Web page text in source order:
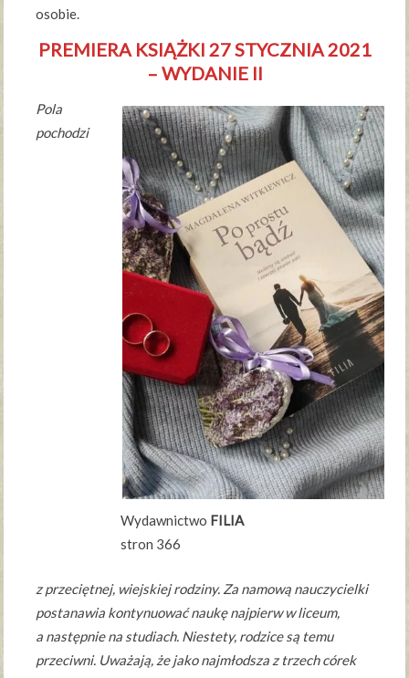
osobie.
PREMIERA KSIĄŻKI 27 STYCZNIA 2021
– WYDANIE II
Wydawnictwo FILIA
stron 366
Pola
pochodzi
z przeciętnej, wiejskiej rodziny. Za namową nauczycielki
postanawia kontynuować naukę najpierw w liceum,
a następnie na studiach. Niestety, rodzice są temu
przeciwni. Uważają, że jako najmłodsza z trzech córek